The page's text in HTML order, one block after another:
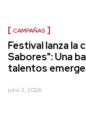
CAMPAÑAS
Festival lanza la
Sabores": Una
talentos
julio 3, 2026